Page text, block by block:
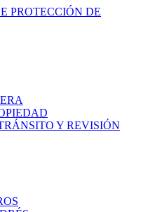
PROTECCIÓN DE
Y REVISIÓN